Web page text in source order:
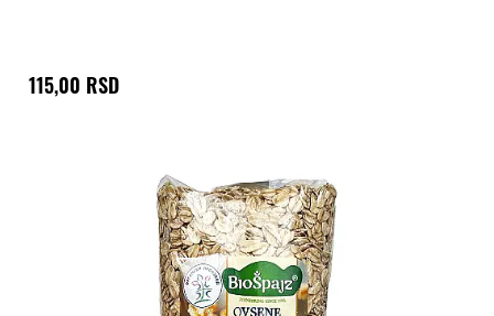
115,00 RSD